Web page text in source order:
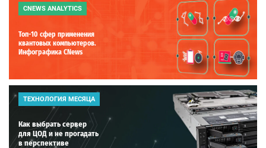
CNEWS ANALYTICS
Топ-10 сфер применения
квантовых компьютеров.
Инфографика CNews
ТЕХНОЛОГИЯ МЕСЯЦА
Как выбрать сервер
для ЦОД и не прогадать
в перспективе